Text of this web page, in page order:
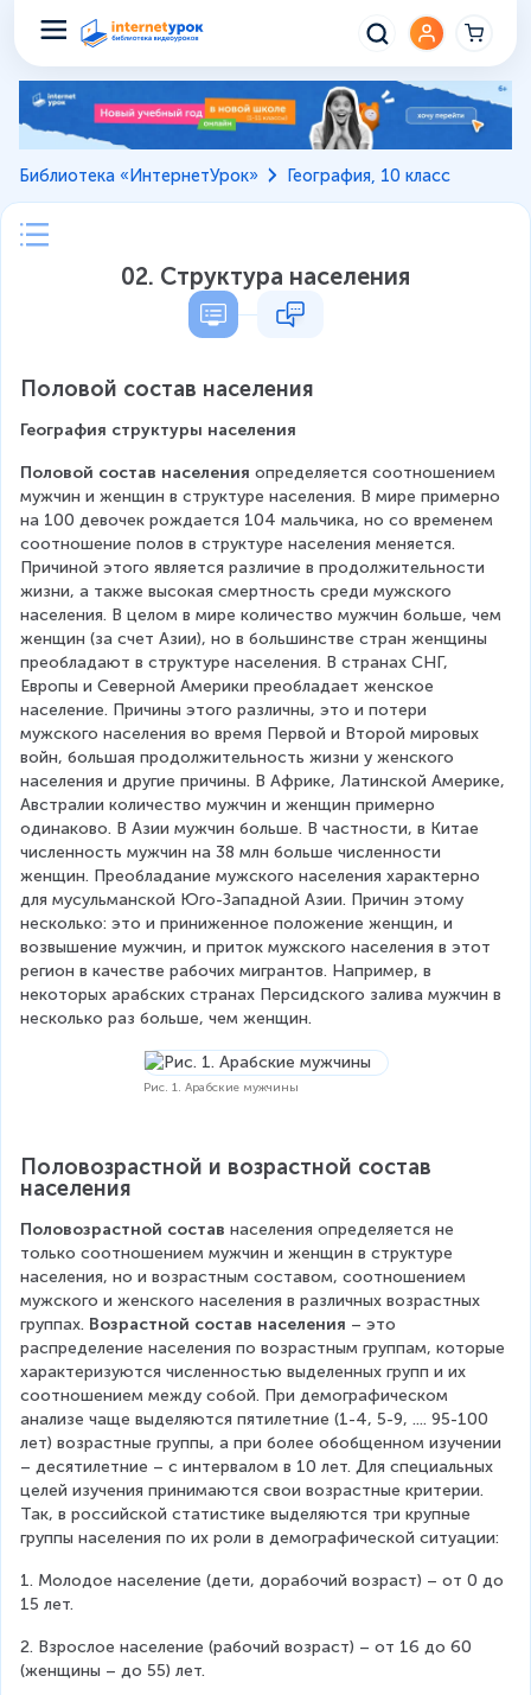
Библиотека «ИнтернетУрок» География, 10 класс
02. Структура населения
Половой состав населения
География структуры населения
Половой состав населения определяется соотношением
мужчин и женщин в структуре населения. В мире примерно
на 100 девочек рождается 104 мальчика, но со временем
соотношение полов в структуре населения меняется.
Причиной этого является различие в продолжительности
жизни, а также высокая смертность среди мужского
населения. В целом в мире количество мужчин больше, чем
женщин (за счет Азии), но в большинстве стран женщины
преобладают в структуре населения. В странах СНГ,
Европы и Северной Америки преобладает женское
население. Причины этого различны, это и потери
мужского населения во время Первой и Второй мировых
войн, большая продолжительность жизни у женского
населения и другие причины. В Африке, Латинской Америке,
Австралии количество мужчин и женщин примерно
одинаково. В Азии мужчин больше. В частности, в Китае
численность мужчин на 38 млн больше численности
женщин. Преобладание мужского населения характерно
для мусульманской Юго-Западной Азии. Причин этому
несколько: это и приниженное положение женщин, и
возвышение мужчин, и приток мужского населения в этот
регион в качестве рабочих мигрантов. Например, в
некоторых арабских странах Персидского залива мужчин в
несколько раз больше, чем женщин.
Рис. 1. Арабские мужчины
Половозрастной и возрастной состав
населения
Половозрастной состав населения определяется не
только соотношением мужчин и женщин в структуре
населения, но и возрастным составом, соотношением
мужского и женского населения в различных возрастных
группах. Возрастной состав населения – это
распределение населения по возрастным группам, которые
характеризуются численностью выделенных групп и их
соотношением между собой. При демографическом
анализе чаще выделяются пятилетние (1-4, 5-9, .... 95-100
лет) возрастные группы, а при более обобщенном изучении
– десятилетние – с интервалом в 10 лет. Для специальных
целей изучения принимаются свои возрастные критерии.
Так, в российской статистике выделяются три крупные
группы населения по их роли в демографической ситуации:
1. Молодое население (дети, дорабочий возраст) – от 0 до
15 лет.
2. Взрослое население (рабочий возраст) – от 16 до 60
(женщины – до 55) лет.